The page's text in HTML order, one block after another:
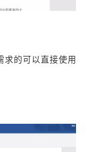
求的可以直接使用